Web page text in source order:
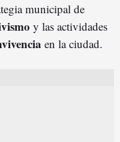
municipal de
y las actividades
en la ciudad.